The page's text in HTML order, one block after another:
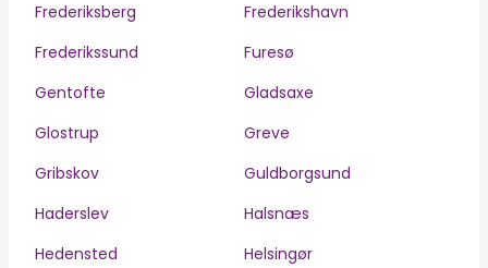
Frederiksberg
Frederikshavn
Frederikssund
Furesø
Gentofte
Gladsaxe
Glostrup
Greve
Gribskov
Guldborgsund
Haderslev
Halsnæs
Hedensted
Helsingør